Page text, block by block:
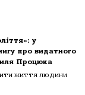
у
про видатного
Процюка
життя людини